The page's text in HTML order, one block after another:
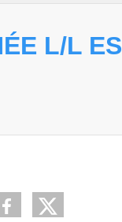
L/L ES